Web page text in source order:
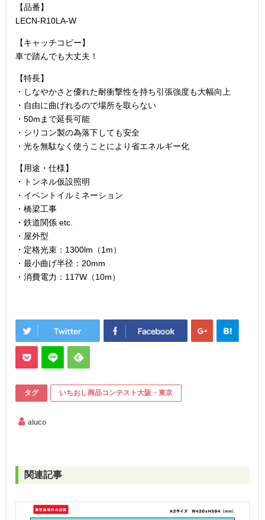
【品番】
LECN-R10LA-W
【キャッチコピー】
車で踏んでも大丈夫！
【特長】
・しなやかさと優れた耐衝撃性を持ち引張強度も大幅向上
・自由に曲げれるので場所を取らない
・50mまで延長可能
・シリコン製の為落下しても安全
・光を無駄なく使うことにより省エネルギー化
【用途・仕様】
・トンネル仮設照明
・イベントイルミネーション
・橋梁工事
・鉄道関係 etc.
・屋外型
・定格光束：1300lm（1m）
・最小曲げ半径：20mm
・消費電力：117W（10m）
タグ いちおし商品コンテスト大阪・東京
aluco
関連記事